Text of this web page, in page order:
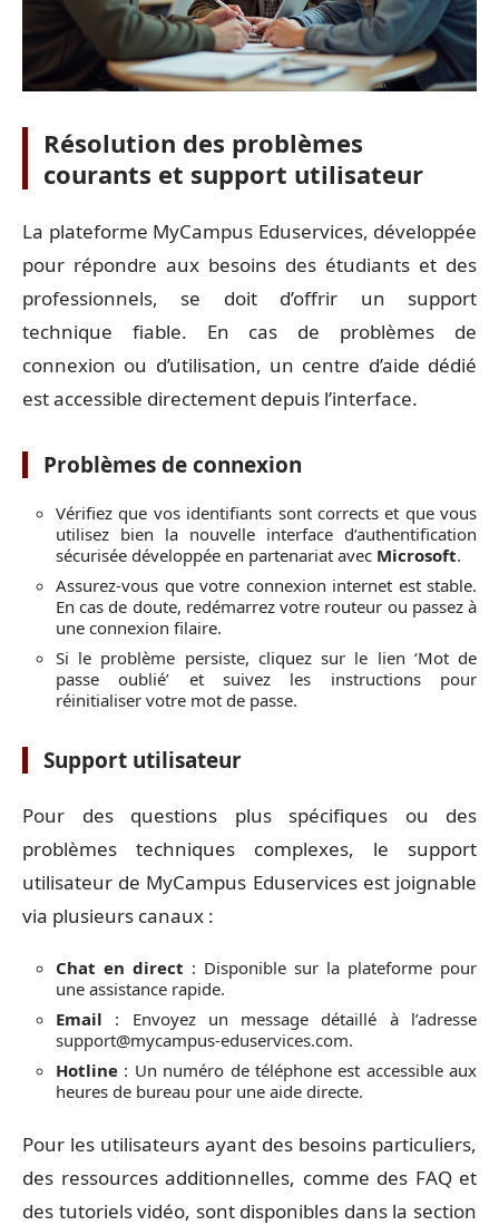
Résolution des problèmes
courants et support utilisateur
La plateforme MyCampus Eduservices, développée
pour répondre aux besoins des étudiants et des
professionnels, se doit d’offrir un support
technique fiable. En cas de problèmes de
connexion ou d’utilisation, un centre d’aide dédié
est accessible directement depuis l’interface.
Problèmes de connexion
Vérifiez que vos identifiants sont corrects et que vous
utilisez bien la nouvelle interface d’authentification
sécurisée développée en partenariat avec Microsoft.
Assurez-vous que votre connexion internet est stable.
En cas de doute, redémarrez votre routeur ou passez à
une connexion filaire.
Si le problème persiste, cliquez sur le lien ‘Mot de
passe oublié’ et suivez les instructions pour
réinitialiser votre mot de passe.
Support utilisateur
Pour des questions plus spécifiques ou des
problèmes techniques complexes, le support
utilisateur de MyCampus Eduservices est joignable
via plusieurs canaux :
Chat en direct : Disponible sur la plateforme pour
une assistance rapide.
Email : Envoyez un message détaillé à l’adresse
support@mycampus-eduservices.com.
Hotline : Un numéro de téléphone est accessible aux
heures de bureau pour une aide directe.
Pour les utilisateurs ayant des besoins particuliers,
des ressources additionnelles, comme des FAQ et
des tutoriels vidéo, sont disponibles dans la section